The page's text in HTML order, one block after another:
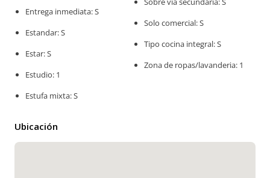
Entrega inmediata: S
Estandar: S
Estar: S
Estudio: 1
Estufa mixta: S
Solo comercial: S
Tipo cocina integral: S
Zona de ropas/lavanderia: 1
Ubicación